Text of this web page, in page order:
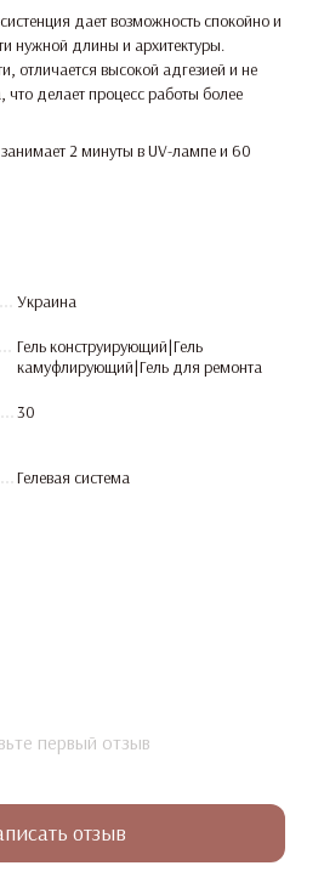
дает возможность спокойно и
нужной длины и архитектуры.
отличается высокой адгезией и не
что делает процесс работы более
2 минуты в UV-лампе и 60
Украина
Гель конструирующий|Гель
камуфлирующий|Гель для ремонта
30
Гелевая система
первый отзыв
отзыв